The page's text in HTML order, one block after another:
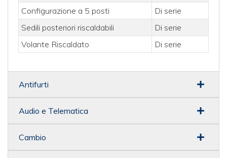
Configurazione a 5 posti
Di serie
Sedili posteriori riscaldabili
Di serie
Volante Riscaldato
Di serie
Antifurti
Audio e Telematica
Cambio